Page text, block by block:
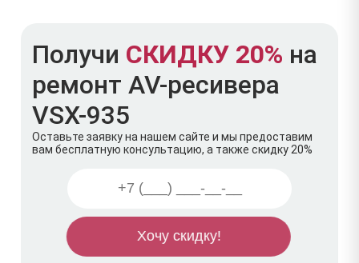
Получи СКИДКУ 20% на
ремонт AV-ресивера
VSX-935
Оставьте заявку на нашем сайте и мы предоставим
вам бесплатную консультацию, а также скидку 20%